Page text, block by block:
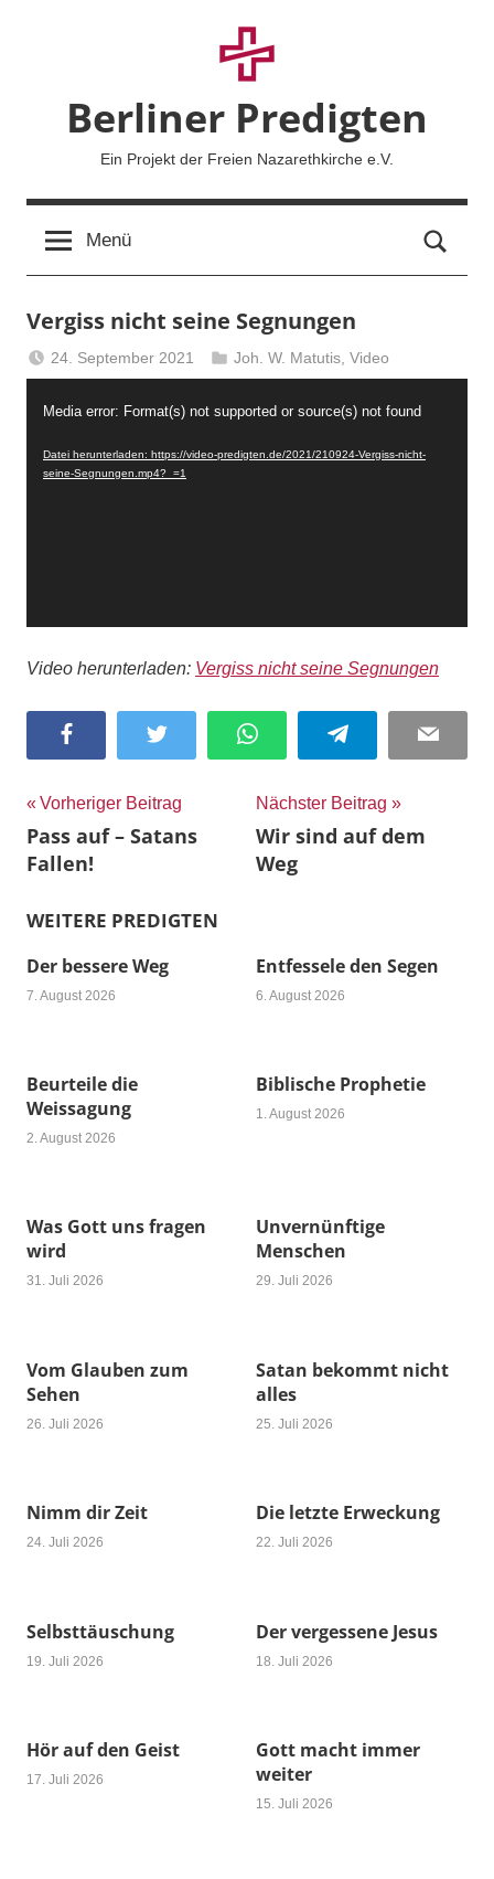
Berliner Predigten
Ein Projekt der Freien Nazarethkirche e.V.
Menü
Vergiss nicht seine Segnungen
24. September 2021
Berliner
Predigten
Joh. W. Matutis ,Video
Media error: Format(s) not supported or source(s) not found
Datei herunterladen: https://video-predigten.de/2021/210924-Vergiss-nicht-
seine-Segnungen.mp4?_=1
Video herunterladen: Vergiss nicht seine Segnungen
Facebook Twitter WhatsApp Telegram Email
Beitragsnavigation
Vorheriger Beitrag
Pass auf – Satans
Fallen!
Nächster Beitrag
Wir sind auf dem
Weg
WEITERE PREDIGTEN
Der bessere Weg
7. August 2026
Entfessele den Segen
6. August 2026
Beurteile die
Weissagung
2. August 2026
Biblische Prophetie
1. August 2026
Was Gott uns fragen
wird
31. Juli 2026
Unvernünftige
Menschen
29. Juli 2026
Vom Glauben zum
Sehen
26. Juli 2026
Satan bekommt nicht
alles
25. Juli 2026
Nimm dir Zeit
24. Juli 2026
Die letzte Erweckung
22. Juli 2026
Selbsttäuschung
19. Juli 2026
Der vergessene Jesus
18. Juli 2026
Hör auf den Geist
17. Juli 2026
Gott macht immer
weiter
15. Juli 2026